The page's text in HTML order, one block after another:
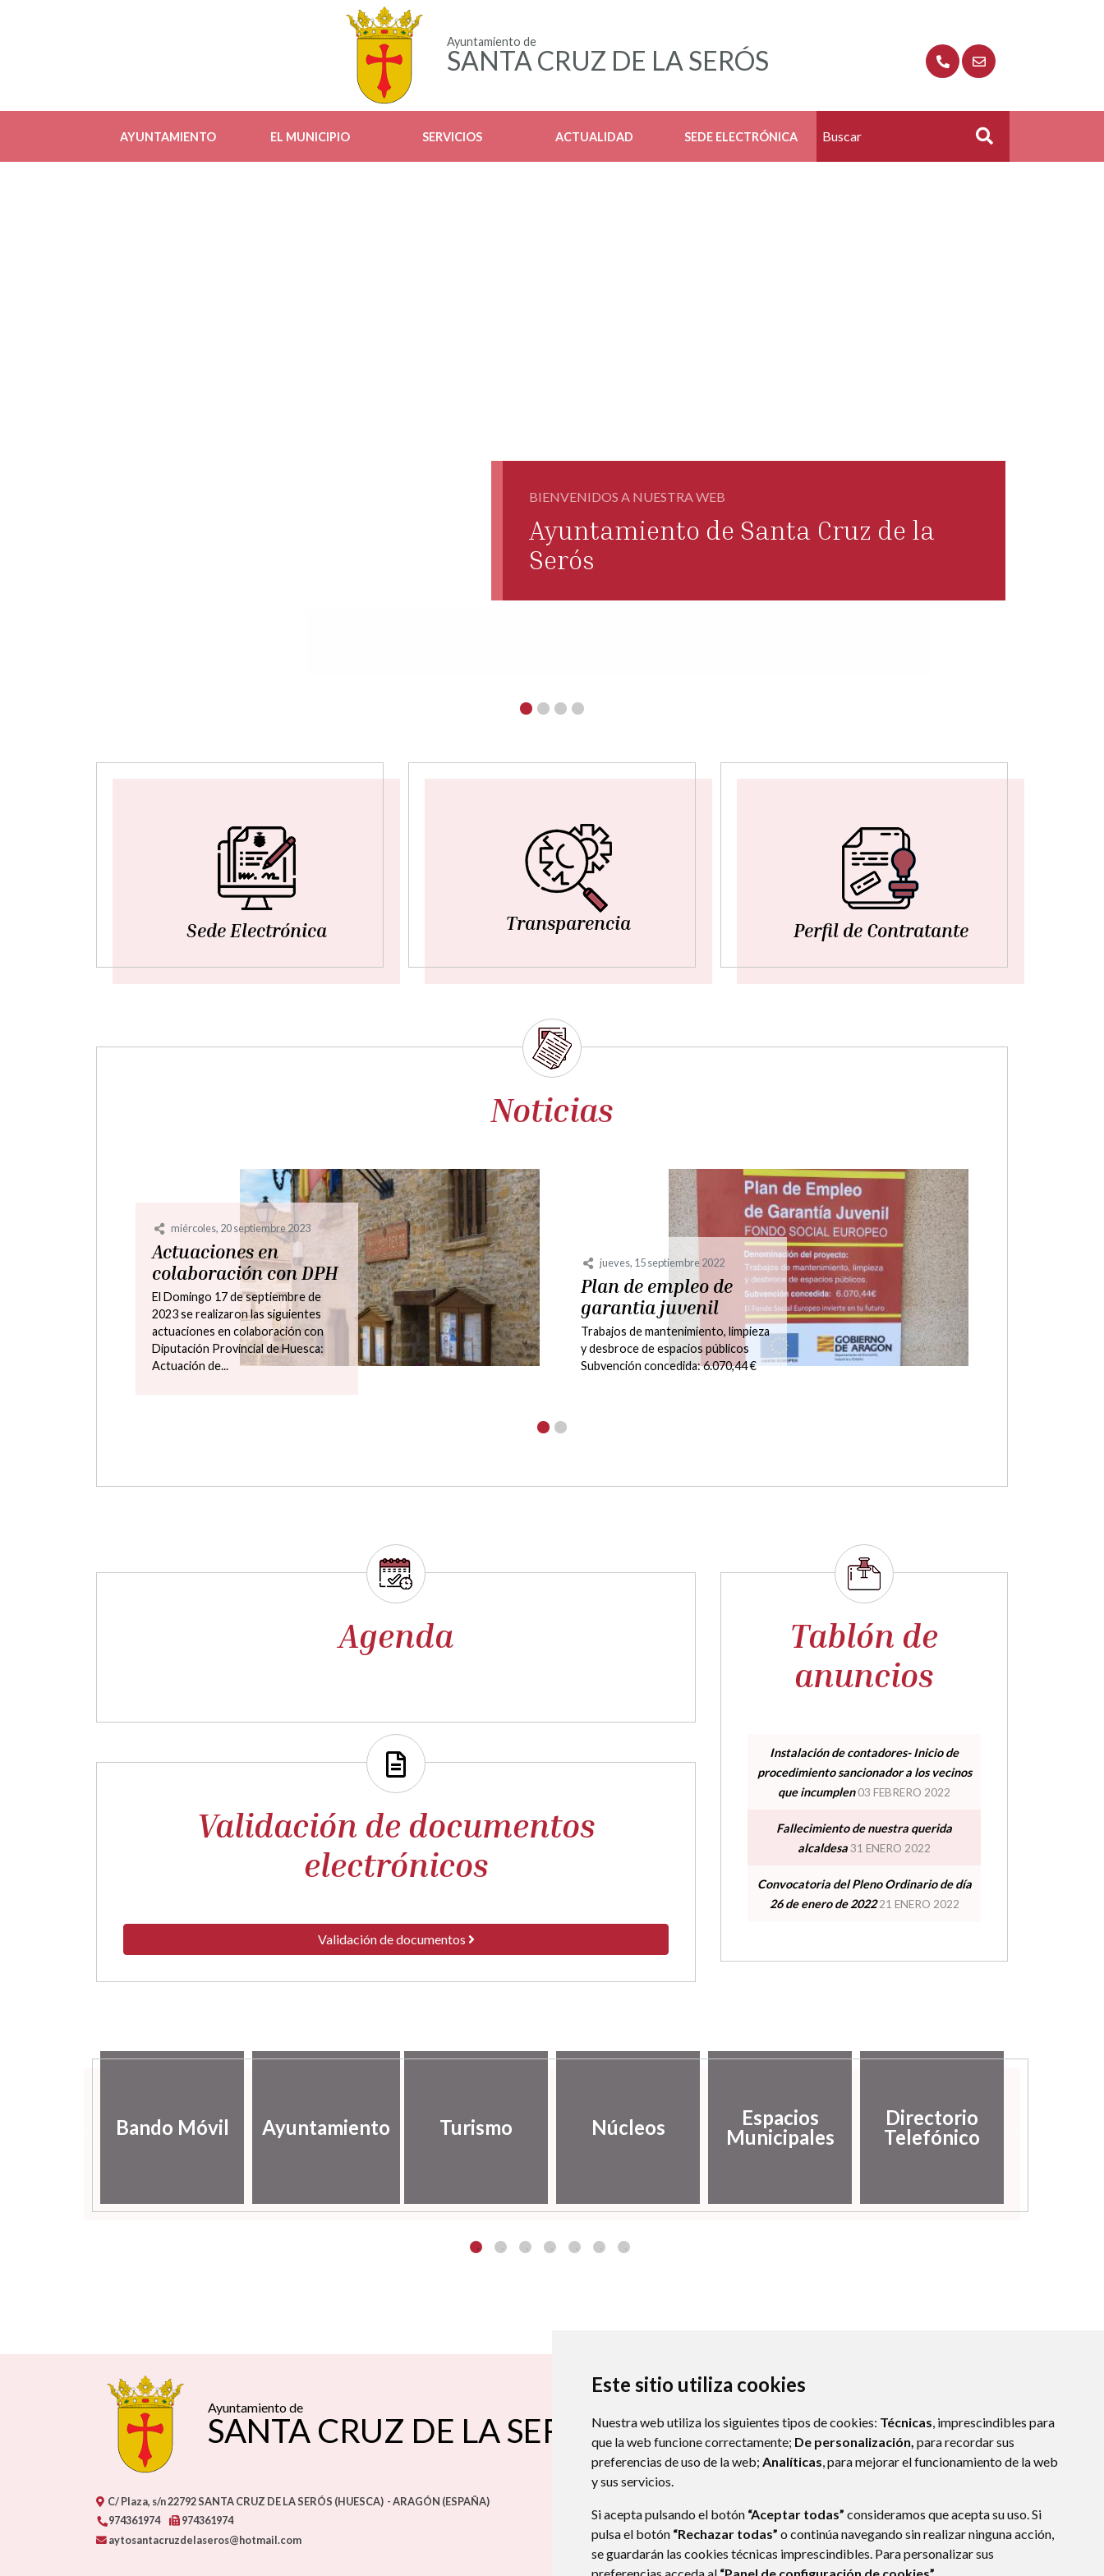
Este sitio utiliza cookies
Nuestra web utiliza los siguientes tipos de cookies: Técnicas, imprescindibles para
que la web funcione correctamente; De personalización, para recordar sus
preferencias de uso de la web; Analíticas, para mejorar el funcionamiento de la web
y sus servicios.
Si acepta pulsando el botón “Aceptar todas” consideramos que acepta su uso. Si
pulsa el botón “Rechazar todas” o continúa navegando sin realizar ninguna acción,
se guardarán las cookies técnicas imprescindibles. Para personalizar sus
Ayuntamiento de
SANTA CRUZ DE LA SERÓS
AYUNTAMIENTO EL MUNICIPIO SERVICIOS ACTUALIDAD SEDE ELECTRÓNICA Buscar
BIENVENIDOS A NUESTRA WEB
Ayuntamiento de Santa Cruz de la
Serós
Sede Electrónica Transparencia Perfil de Contratante
Noticias
Horarios de los
autobuses Pamplona-
FOMENTO Y DESARROLLO
AYUNTAMIENTO
OTRAS NOTICIAS
RELACIONADAS CON EL
MUNICIPIO
Horarios autobuses Pamplona-Jaca,
Jaca-Pamplona a partir del 7 de
febrero de 2022
sábado, 26 febrero 2022
Toma de posesión de
la nueva Alcaldesa
ACTAS MUNICIPALES
El Ayuntamiento de Santa Cruz de la
Serós se complace en informar a
sus muy estimados vecinos, que el
día de hoy, 3 de febrero de 2022, a
las 14.50...
Agenda
Validación de documentos
electrónicos
Validación de documentos
Tablón de
anuncios
Instalación de contadores- Inicio de
procedimiento sancionador a los vecinos
que incumplen 03 FEBRERO 2022
Fallecimiento de nuestra querida
alcaldesa31 ENERO 2022
Convocatoria del Pleno Ordinario de día
26 de enero de 2022 21 ENERO 2022
Bando Móvil Ayuntamiento Turismo Núcleos
Espacios
Municipales
Directorio
Telefónico
Ayuntamiento de
SANTA CRUZ DE LA SERÓS
C/ Plaza, s/n22792SANTA CRUZ DE LA SERÓS (HUESCA) - ARAGÓN (ESPAÑA)
974361974
974361974
aytosantacruzdelaseros@hotmail.com